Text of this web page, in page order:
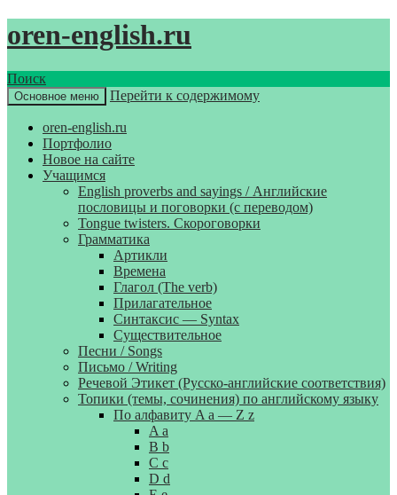
oren-english.ru
Поиск
Основное меню Перейти к содержимому
oren-english.ru
Портфолио
Новое на сайте
Учащимся
English proverbs and sayings / Английские
пословицы и поговорки (с переводом)
Tongue twisters. Скороговорки
Грамматика
Артикли
Времена
Глагол (The verb)
Прилагательное
Синтаксис — Syntax
Существительное
Песни / Songs
Письмо / Writing
Речевой Этикет (Русско-английские соответствия)
Топики (темы, сочинения) по английскому языку
По алфавиту A a — Z z
A a
B b
C c
D d